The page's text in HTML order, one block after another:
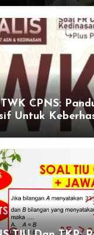
CPNS:
Untuk